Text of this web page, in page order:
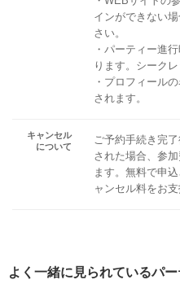
インができない
さい。
・パーティー進
ります。シーク
・プロフィール
されます。
キャンセル
について
ご予約手続き完
された場合、参
ます。無料で申
ャンセル料をお
よく一緒に見られているパ